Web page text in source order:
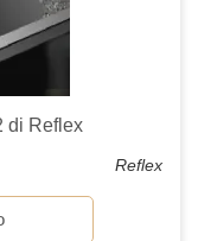
di Reflex
Reflex